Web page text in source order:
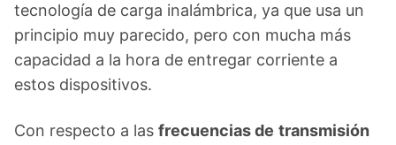
tecnología de carga inalámbrica, ya que usa un
principio muy parecido, pero con mucha más
capacidad a la hora de entregar corriente a
estos dispositivos.
Con respecto a las frecuencias de transmisión